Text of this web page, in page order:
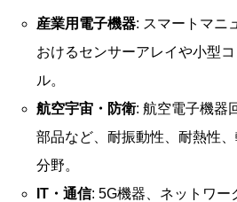
産業用電子機器: スマートマニ
おけるセンサーアレイや小型
ル。
航空宇宙・防衛: 航空電子機器
部品など、耐振動性、耐熱性
分野。
IT・通信: 5G機器、ネットワー